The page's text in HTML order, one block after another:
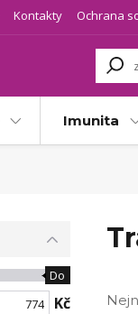
Kontakty Ochrana
Imunita
Do
Kč